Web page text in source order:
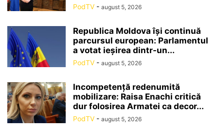
PodTV - august 5, 2026
Republica Moldova își continuă
parcursul european: Parlamentul
a votat ieșirea dintr-un...
PodTV - august 5, 2026
Incompetență redenumită
mobilizare: Raisa Enachi critică
dur folosirea Armatei ca decor...
PodTV - august 5, 2026